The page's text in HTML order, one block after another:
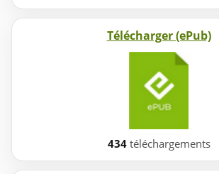
Télécharger (ePub)
434téléchargements